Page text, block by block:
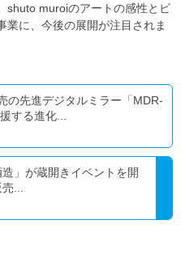
shuto muroiのアートの感性とビ
業に、今後の展開が注目されま
の先進デジタルミラー「MDR-
する進化...
」が蔵開きイベントを開
...